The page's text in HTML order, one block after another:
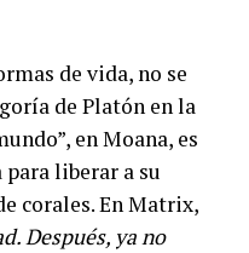
de vida, no se
de Platón en la
en Moana, es
liberar a su
corales. En Matrix,
Después, ya no